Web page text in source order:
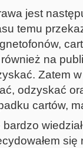
jest
temu
na
Zatem
odzyskać
cartów,
bardzo
się